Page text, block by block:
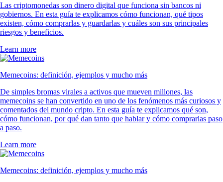
Las criptomonedas son dinero digital que funciona sin bancos ni
gobiernos. En esta guía te explicamos cómo funcionan, qué tipos
existen, cómo comprarlas y guardarlas y cuáles son sus principales
riesgos y beneficios.
Learn more
Memecoins: definición, ejemplos y mucho más
De simples bromas virales a activos que mueven millones, las
memecoins se han convertido en uno de los fenómenos más curiosos y
comentados del mundo cripto. En esta guía te explicamos qué son,
cómo funcionan, por qué dan tanto que hablar y cómo comprarlas paso
a paso.
Learn more
Memecoins: definición, ejemplos y mucho más